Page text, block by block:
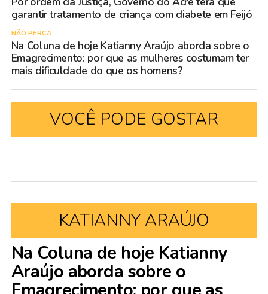
garantir tratamento de criança com diabete em Feijó
NÃO PERCA
Na Coluna de hoje Katianny Araújo aborda sobre o
Emagrecimento: por que as mulheres costumam ter
mais dificuldade do que os homens?
VOCÊ PODE GOSTAR
KATIANNY ARAÚJO
Na Coluna de hoje Katianny
Araújo aborda sobre o